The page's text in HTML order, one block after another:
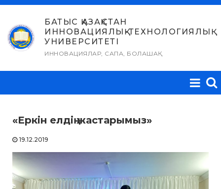
Skip
content
БАТЫС ҚАЗАҚСТАН
ИННОВАЦИЯЛЫҚ-ТЕХНОЛОГИЯЛЫҚ
УНИВЕРСИТЕТІ
ИННОВАЦИЯЛАР, САПА, БОЛАШАҚ
«Еркін елдің жастарымыз»
19.12.2019